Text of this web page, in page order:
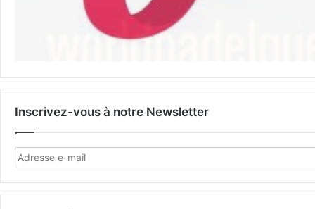
Inscrivez-vous à notre Newsletter